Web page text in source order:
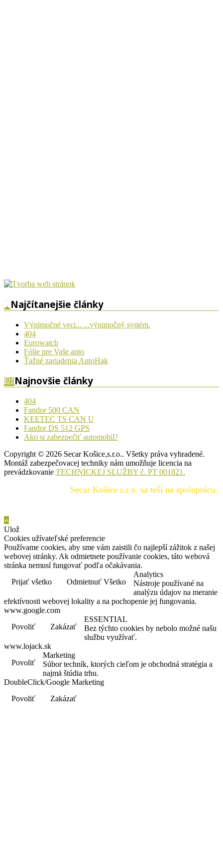
Najčítanejšie články
Výnimočné veci... ...výnimočný systém.
404
Eurowatch
Fólie pre Vaše auto
Ťažné zariadenia AutoHak
Najnovšie články
404
Fandor 500 CAN
KEETEC TS CAN U
Fandor DS 512 GPS
Ako si zabezpečiť automobil?
Copyright © 2026 Secar Košice,s.r.o.. Všetky práva vyhradené.
Montáž zabezpečovacej techniky nám umožňuje licencia na
prevádzkovanie TECHNICKEJ SLUŽBY č. PT 001821.
Secar Košice s.r.o. sa teší na spoluprácu.
Ulož
Cookies užívateľské preferencie
Používame cookies, aby sme vám zaistili čo najlepší zážitok z našej
webovej stránky. Ak odmietnete používanie cookies, táto webová
stránka nemusí fungovať podľa očakávania.
Prijať všetko
Odmietnuť Všetko
Analytics
Nástroje používané na
analýzu údajov na meranie
efektívnosti webovej lokality a na pochopenie jej fungovania.
www.google.com
Povoliť
Zakázať
ESSENTIAL
Bez týchto cookies by nebolo možné našu
službu využívať.
www.lojack.sk
Povoliť
Marketing
Súbor techník, ktorých cieľom je obchodná stratégia a
najmä štúdia trhu.
DoubleClick/Google Marketing
Povoliť
Zakázať